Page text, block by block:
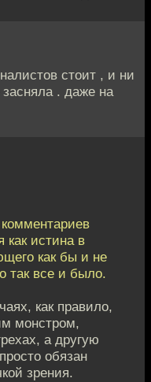
стоит , и ни
. даже на
как истина в
как бы и не
так все и было.
как правило,
монстром,
а другую
обязан
зрения.